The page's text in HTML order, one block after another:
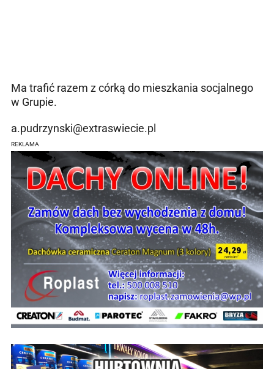
Ma trafić razem z córką do mieszkania socjalnego
w Grupie.
a.pudrzynski@extraswiecie.pl
REKLAMA